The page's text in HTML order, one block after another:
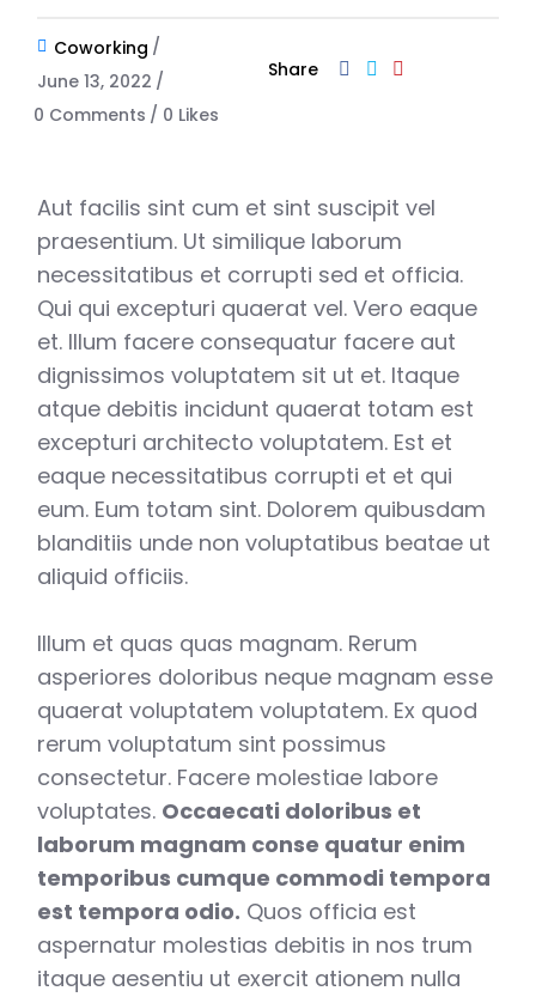
Coworking
June 13, 2022
0 Comments
0 Likes
Share
Aut facilis sint cum et sint suscipit vel
praesentium. Ut similique laborum
necessitatibus et corrupti sed et officia.
Qui qui excepturi quaerat vel. Vero eaque
et. Illum facere consequatur facere aut
dignissimos voluptatem sit ut et. Itaque
atque debitis incidunt quaerat totam est
excepturi architecto voluptatem. Est et
eaque necessitatibus corrupti et et qui
eum. Eum totam sint. Dolorem quibusdam
blanditiis unde non voluptatibus beatae ut
aliquid officiis.
Illum et quas quas magnam. Rerum
asperiores doloribus neque magnam esse
quaerat voluptatem voluptatem. Ex quod
rerum voluptatum sint possimus
consectetur. Facere molestiae labore
voluptates. Occaecati doloribus et
laborum magnam conse quatur enim
temporibus cumque commodi tempora
est tempora odio. Quos officia est
aspernatur molestias debitis in nos trum
itaque aesentiu ut exercit ationem nulla